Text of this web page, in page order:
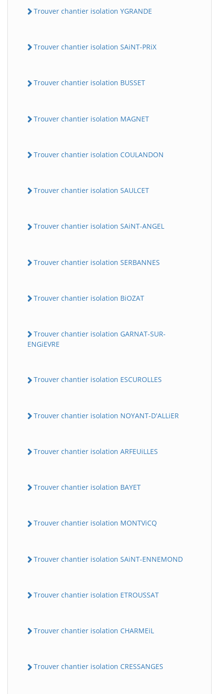
Trouver chantier isolation YGRANDE
Trouver chantier isolation SAiNT-PRiX
Trouver chantier isolation BUSSET
Trouver chantier isolation MAGNET
Trouver chantier isolation COULANDON
Trouver chantier isolation SAULCET
Trouver chantier isolation SAiNT-ANGEL
Trouver chantier isolation SERBANNES
Trouver chantier isolation BiOZAT
Trouver chantier isolation GARNAT-SUR-
ENGiEVRE
Trouver chantier isolation ESCUROLLES
Trouver chantier isolation NOYANT-D'ALLiER
Trouver chantier isolation ARFEUiLLES
Trouver chantier isolation BAYET
Trouver chantier isolation MONTViCQ
Trouver chantier isolation SAiNT-ENNEMOND
Trouver chantier isolation ETROUSSAT
Trouver chantier isolation CHARMEiL
Trouver chantier isolation CRESSANGES